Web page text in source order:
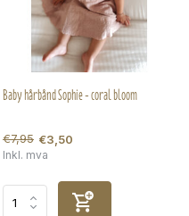
Baby hårbånd Sophie - coral bloom
€7,95 €3,50
Inkl. mva